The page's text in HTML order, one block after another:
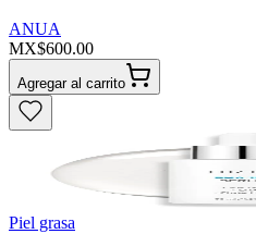
ANUA
MX$600.00
Agregar al carrito
Piel grasa